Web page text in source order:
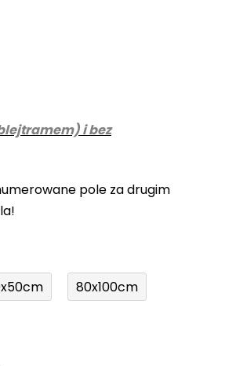
i bez
pole za drugim
80x100cm